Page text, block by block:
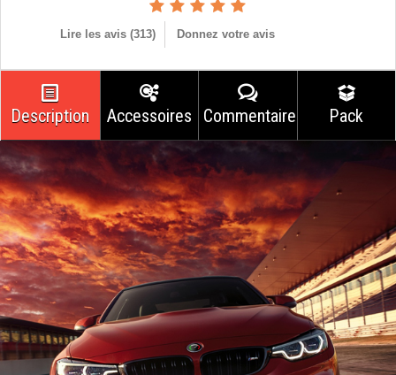
Lire les avis (313) Donnez votre avis
Description Accessoires Commentaires Pack